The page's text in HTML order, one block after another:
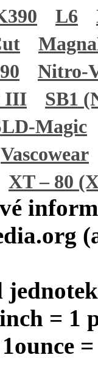
L6
Nitro-
III
SB1
Magic
Vascowear
XT – 80
= 1